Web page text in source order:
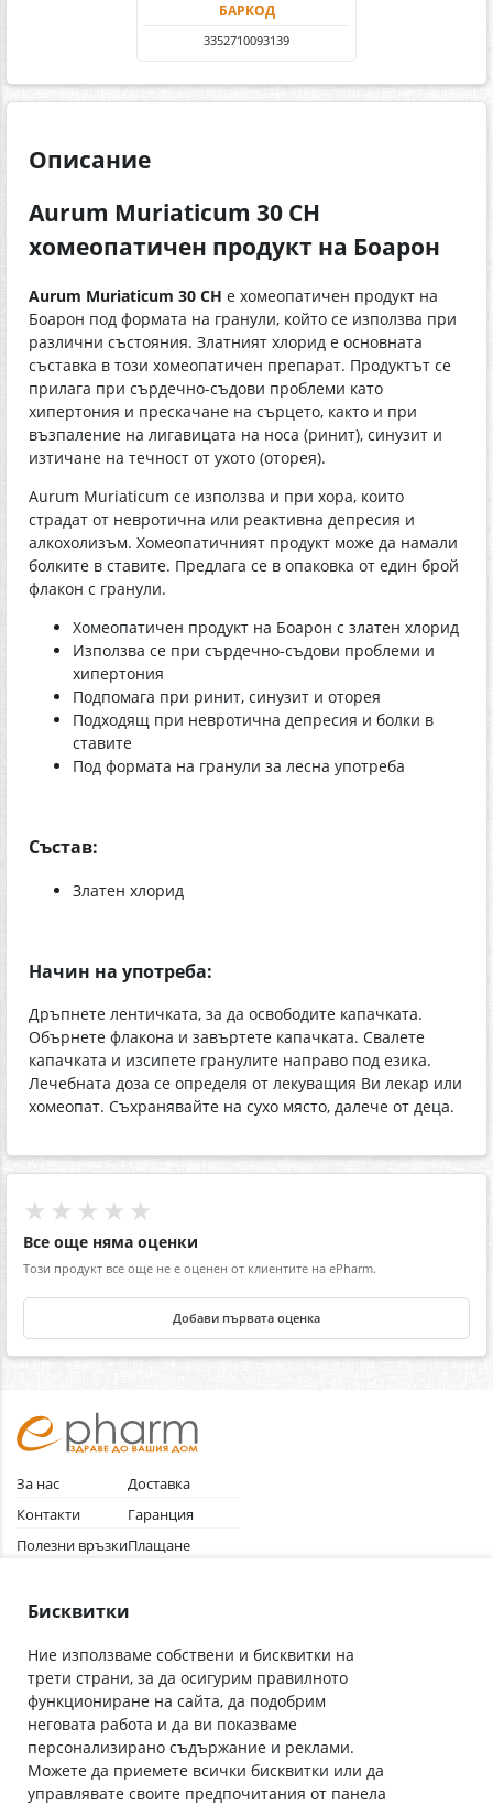
БАРКОД
3352710093139
Описание
Aurum Muriaticum 30 CH
хомеопатичен продукт на Боарон
Aurum Muriaticum 30 CH е хомеопатичен продукт на
Боарон под формата на гранули, който се използва при
различни състояния. Златният хлорид е основната
съставка в този хомеопатичен препарат. Продуктът се
прилага при сърдечно-съдови проблеми като
хипертония и прескачане на сърцето, както и при
възпаление на лигавицата на носа (ринит), синузит и
изтичане на течност от ухото (оторея).
Aurum Muriaticum се използва и при хора, които
страдат от невротична или реактивна депресия и
алкохолизъм. Хомеопатичният продукт може да намали
болките в ставите. Предлага се в опаковка от един брой
флакон с гранули.
Хомеопатичен продукт на Боарон с златен хлорид
Използва се при сърдечно-съдови проблеми и
хипертония
Подпомага при ринит, синузит и оторея
Подходящ при невротична депресия и болки в
ставите
Под формата на гранули за лесна употреба
Състав:
Златен хлорид
Начин на употреба:
Дръпнете лентичката, за да освободите капачката.
Обърнете флакона и завъртете капачката. Свалете
капачката и изсипете гранулите направо под езика.
Лечебната доза се определя от лекуващия Ви лекар или
хомеопат. Съхранявайте на сухо място, далече от деца.
★★★★★
Все още няма оценки
Този продукт все още не е оценен от клиентите на ePharm.
Добави първата оценка
За нас
Контакти
Полезни връзки
Общи условия
Доставка
Гаранция
Плащане
Абонирай се за нашия бюлетин
С абонамента се съгласявам сПолитиката за лични данни.
Бисквитки
Ние използваме собствени и бисквитки на
трети страни, за да осигурим правилното
функциониране на сайта, да подобрим
неговата работа и да ви показваме
персонализирано съдържание и реклами.
Можете да приемете всички бисквитки или да
управлявате своите предпочитания от панела